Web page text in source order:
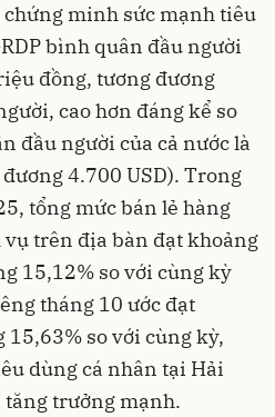
chứng minh sức mạnh tiêu
bình quân đầu người
đồng, tương đương
cao hơn đáng kể so
đầu người của cả nước là
4.700 USD). Trong
tổng mức bán lẻ hàng
trên địa bàn đạt khoảng
15,12% so với cùng kỳ
tháng 10 ước đạt
so với cùng kỳ,
dùng cá nhân tại Hải
tăng trưởng mạnh.